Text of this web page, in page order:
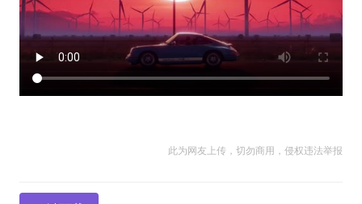
此为网友上传，切勿商用，侵权违法举报